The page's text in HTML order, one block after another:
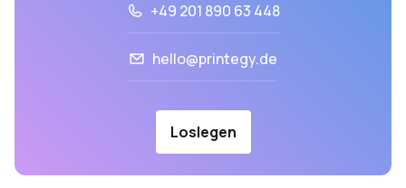
+49 201 890 63 448
hello@printegy.de
Loslegen